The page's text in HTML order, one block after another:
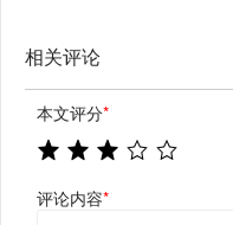
相关评论
本文评分*
评论内容*